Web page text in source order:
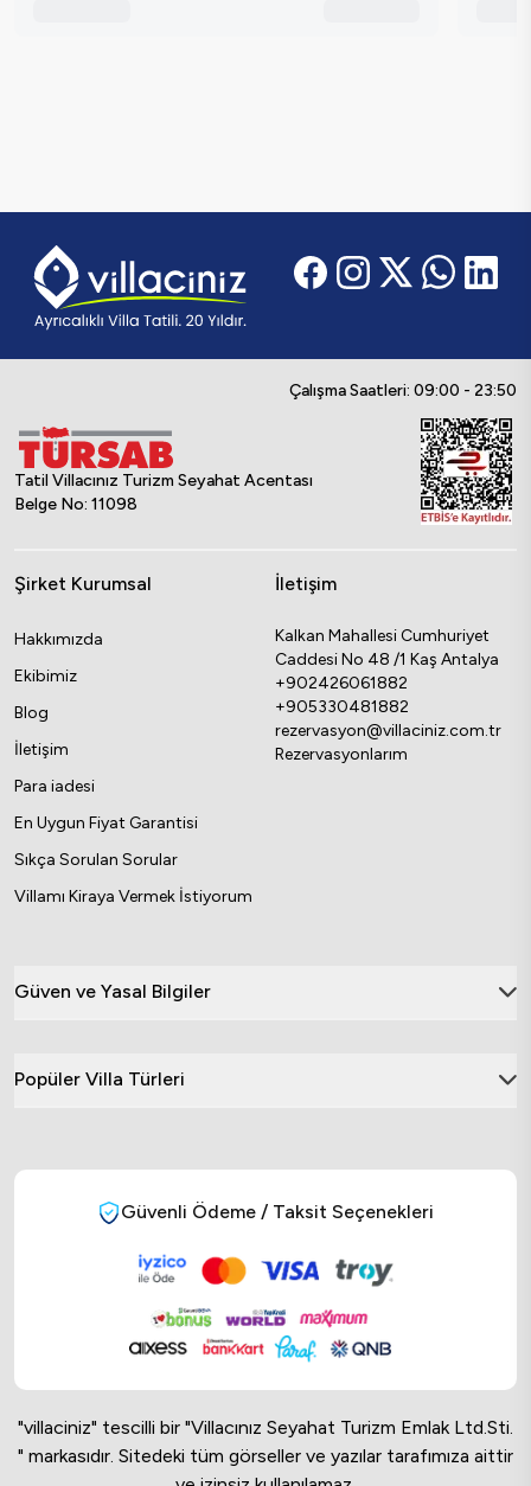
Çalışma Saatleri: 09:00 - 23:50
Tatil Villacınız Turizm Seyahat Acentası
Belge No: 11098
Şirket Kurumsal
Hakkımızda
Ekibimiz
Blog
İletişim
Para iadesi
En Uygun Fiyat Garantisi
Sıkça Sorulan Sorular
Villamı Kiraya Vermek İstiyorum
İletişim
Kalkan Mahallesi Cumhuriyet
Caddesi No 48 /1 Kaş Antalya
+902426061882
+905330481882
rezervasyon@villaciniz.com.tr
Rezervasyonlarım
Güven ve Yasal Bilgiler
Popüler Villa Türleri
Güvenli Ödeme / Taksit Seçenekleri
"villaciniz" tescilli bir "Villacınız Seyahat Turizm Emlak Ltd.Sti.
" markasıdır. Sitedeki tüm görseller ve yazılar tarafımıza aittir